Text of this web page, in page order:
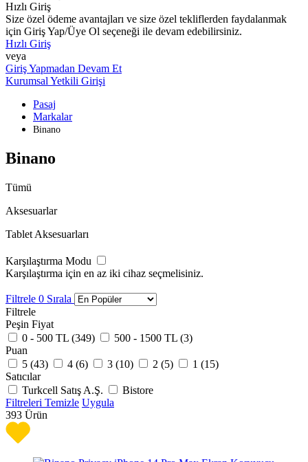
Hızlı Giriş
Size özel ödeme avantajları ve size özel tekliflerden faydalanmak
için Giriş Yap/Üye Ol seçeneği ile devam edebilirsiniz.
Hızlı Giriş
veya
Giriş Yapmadan Devam Et
Kurumsal Yetkili Girişi
Pasaj
Markalar
Binano
Binano
Tümü
Aksesuarlar
Tablet Aksesuarları
Karşılaştırma Modu
Karşılaştırma için en az iki cihaz seçmelisiniz.
Filtrele 0 Sırala
Filtrele
Peşin Fiyat
0 - 500 TL (349) 500 - 1500 TL (3)
Puan
5 (43) 4 (6) 3 (10) 2 (5) 1 (15)
Satıcılar
Turkcell Satış A.Ş.
Bistore
Filtreleri Temizle Uygula
393 Ürün